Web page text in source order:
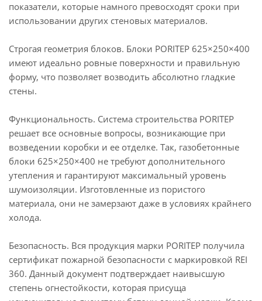
показатели, которые намного превосходят сроки при
использовании других стеновых материалов.
Строгая геометрия блоков. Блоки PORITEP 625×250×400
имеют идеально ровные поверхности и правильную
форму, что позволяет возводить абсолютно гладкие
стены.
Функциональность. Система строительства PORITEP
решает все основные вопросы, возникающие при
возведении коробки и ее отделке. Так, газобетонные
блоки 625×250×400 не требуют дополнительного
утепления и гарантируют максимальный уровень
шумоизоляции. Изготовленные из пористого
материала, они не замерзают даже в условиях крайнего
холода.
Безопасность. Вся продукция марки PORITEP получила
сертификат пожарной безопасности с маркировкой REI
360. Данный документ подтверждает наивысшую
степень огнестойкости, которая присуща